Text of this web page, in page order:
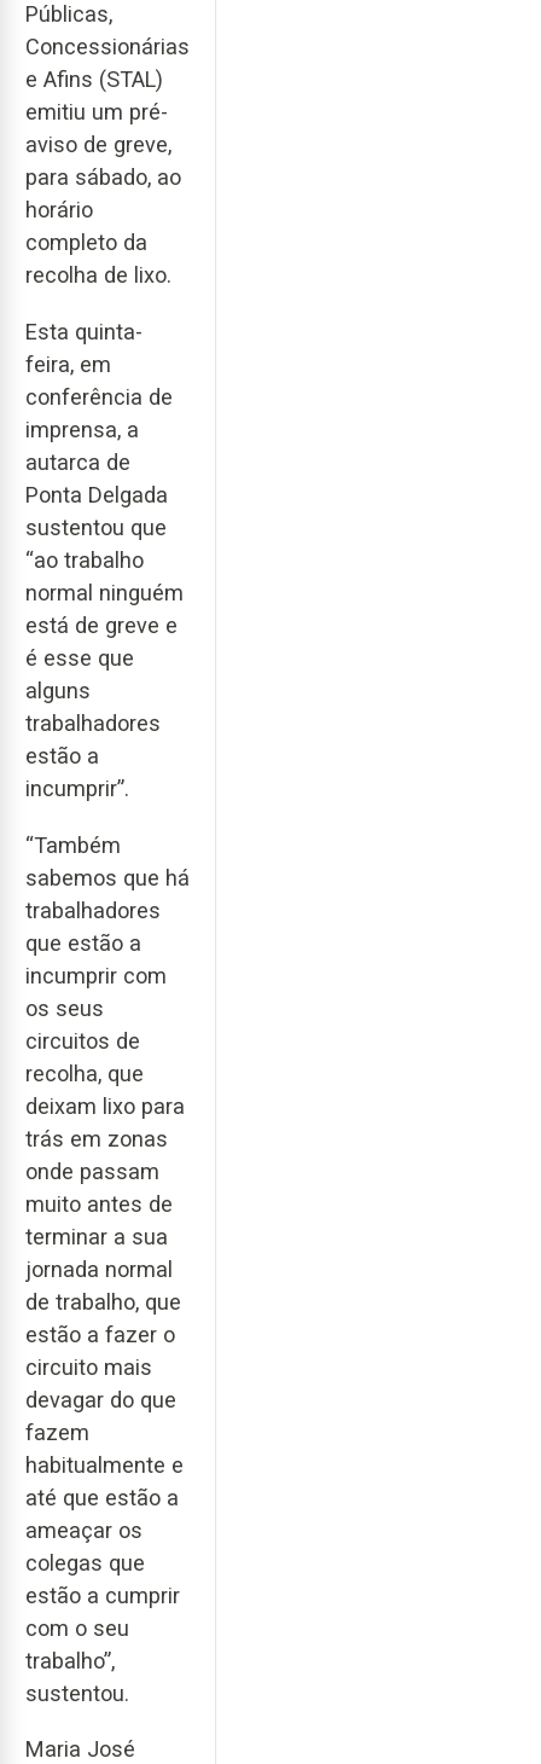
Públicas,
Concessionárias
e Afins (STAL)
emitiu um pré-
aviso de greve,
para sábado, ao
horário
completo da
recolha de lixo.
Esta quinta-
feira, em
conferência de
imprensa, a
autarca de
Ponta Delgada
sustentou que
“ao trabalho
normal ninguém
está de greve e
é esse que
alguns
trabalhadores
estão a
incumprir”.
“Também
sabemos que há
trabalhadores
que estão a
incumprir com
os seus
circuitos de
recolha, que
deixam lixo para
trás em zonas
onde passam
muito antes de
terminar a sua
jornada normal
de trabalho, que
estão a fazer o
circuito mais
devagar do que
fazem
habitualmente e
até que estão a
ameaçar os
colegas que
estão a cumprir
com o seu
trabalho”,
sustentou.
Maria José